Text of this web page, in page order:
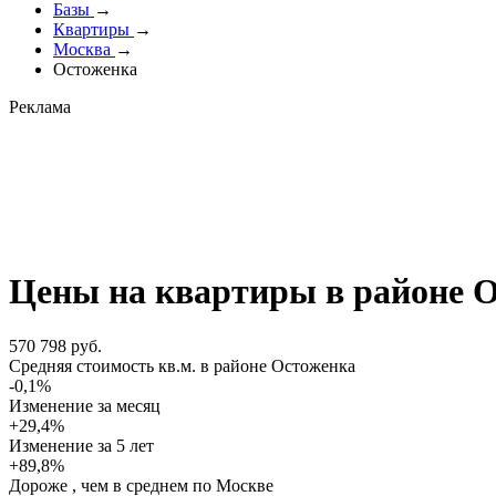
Базы →
Квартиры →
Москва →
Остоженка
Реклама
Цены на квартиры в районе
570 798 руб.
Cредняя стоимость кв.м. в районе Остоженка
-0,1%
Изменение за месяц
+29,4%
Изменение за 5 лет
+89,8%
Дороже , чем в среднем по Москве